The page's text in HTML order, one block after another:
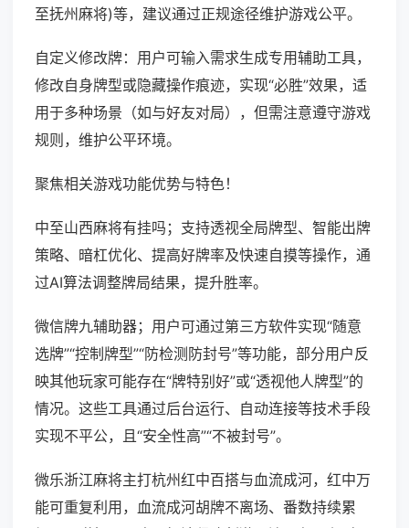
至抚州麻将)等，建议通过正规途径维护游戏公平。
自定义修改牌：用户可输入需求生成专用辅助工具，
修改自身牌型或隐藏操作痕迹，实现“必胜”效果，适
用于多种场景（如与好友对局），但需注意遵守游戏
规则，维护公平环境。
聚焦相关游戏功能优势与特色！
中至山西麻将有挂吗；支持透视全局牌型、智能出牌
策略、暗杠优化、提高好牌率及快速自摸等操作，通
过AI算法调整牌局结果，提升胜率。
微信牌九辅助器；用户可通过第三方软件实现“随意
选牌”“控制牌型”“防检测防封号”等功能，部分用户反
映其他玩家可能存在“牌特别好”或“透视他人牌型”的
情况。这些工具通过后台运行、自动连接等技术手段
实现不平公，且“安全性高”“不被封号”。
微乐浙江麻将主打杭州红中百搭与血流成河，红中万
能可重复利用，血流成河胡牌不离场、番数持续累